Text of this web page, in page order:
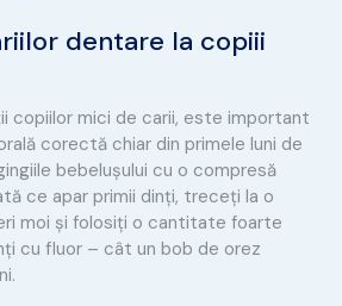
dentare la copiii
copiilor mici de carii, este important
corectă chiar din primele luni de
bebelușului cu o compresă
ce apar primii dinți, treceți la o
moi și folosiți o cantitate foarte
cu fluor – cât un bob de orez